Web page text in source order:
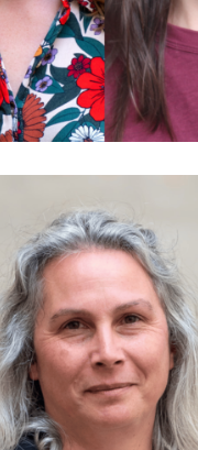
FORMATION,
PROFESSIONNELLE